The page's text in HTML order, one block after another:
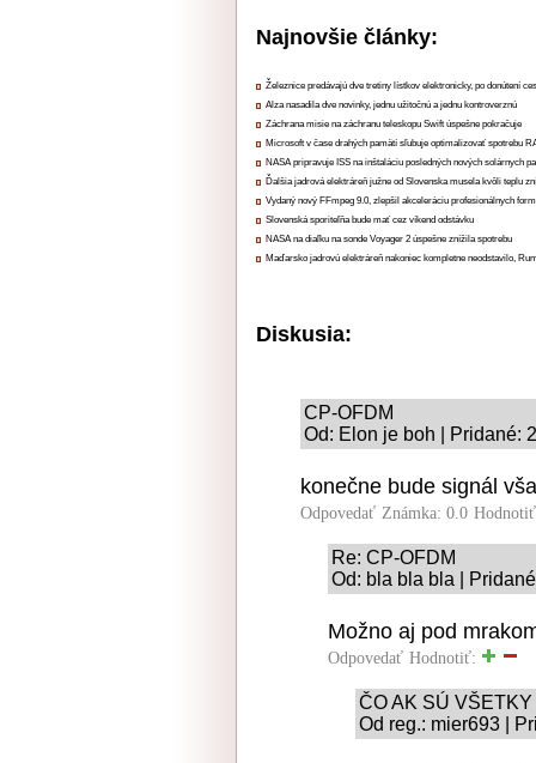
Najnovšie články:
Železnice predávajú dve tretiny lístkov elektronicky, po donútení
Alza nasadila dve novinky, jednu užitočnú a jednu kontroverznú
Záchrana misie na záchranu teleskopu Swift úspešne pokračuje
Microsoft v čase drahých pamätí sľubuje optimalizovať spotrebu
NASA pripravuje ISS na inštaláciu posledných nových solárnych
Ďalšia jadrová elektráreň južne od Slovenska musela kvôli teplu
Vydaný nový FFmpeg 9.0, zlepšil akceleráciu profesionálnych
Slovenská sporiteľňa bude mať cez víkend odstávku
NASA na diaľku na sonde Voyager 2 úspešne znížila spotrebu
Maďarsko jadrovú elektráreň nakoniec kompletne neodstavilo,
Diskusia:
CP-OFDM
Od: Elon je boh | Pridané:
konečne bude signál
Odpovedať Známka: 0.0
Re: CP-OFDM
Od: bla bla bla |
Možno aj pod
Odpovedať Hodnotiť:
ČO AK SÚ
Od reg.: mier693 |